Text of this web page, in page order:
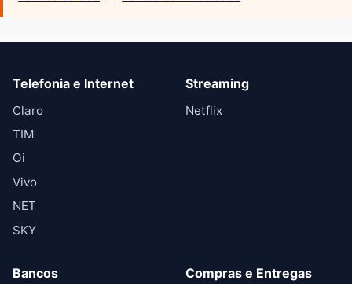
Telefonia e Internet
Claro
TIM
Oi
Vivo
NET
SKY
Streaming
Netflix
Bancos Compras e Entregas